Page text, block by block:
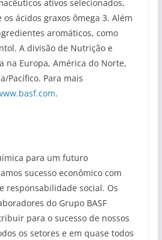
ativos selecionados,
ácidos graxos ômega 3. Além
aromáticos, como
A divisão de Nutrição e
na Europa, América do Norte,
Pacífico. Para mais
.
para um futuro
sucesso econômico com
responsabilidade social. Os
do Grupo BASF
para o sucesso de nossos
os setores e em quase todos